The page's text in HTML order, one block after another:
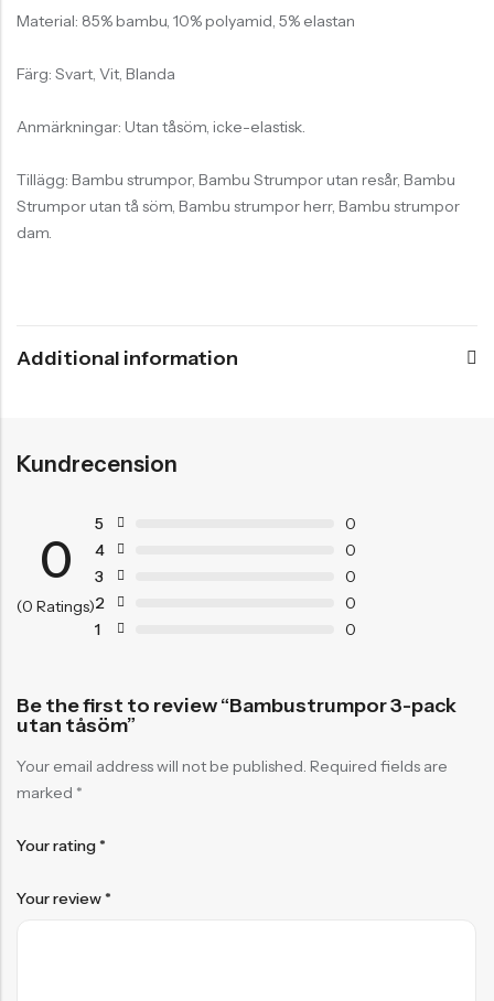
Material: 85% bambu, 10% polyamid, 5% elastan
Färg: Svart, Vit, Blanda
Anmärkningar: Utan tåsöm, icke-elastisk.
Tillägg: Bambu strumpor, Bambu Strumpor utan resår, Bambu
Strumpor utan tå söm, Bambu strumpor herr, Bambu strumpor
dam.
Additional information
Kundrecension
0
(0 Ratings)
5
0
4
0
3
0
2
0
1
0
Be the first to review “Bambustrumpor 3-pack
utan tåsöm”
Your email address will not be published. Required fields are
marked *
Your rating*
Your review*